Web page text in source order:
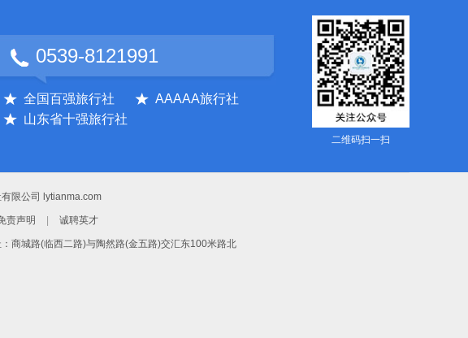
0539-8121991
全国百强旅行社
AAAAA旅行社
山东省十强旅行社
二维码扫一扫
限公司 lytianma.com
责声明 诚聘英才
商城路(临西二路)与陶然路(金五路)交汇东100米路北